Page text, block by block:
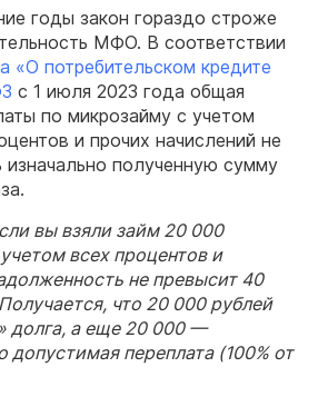
годы закон гораздо строже
МФО. В соответствии
«О потребительском кредите
с 1 июля 2023 года общая
по микрозайму с учетом
и прочих начислений не
полученную сумму
вы взяли займ 20 000
всех процентов и
не превысит 40
что 20 000 рублей
долга, а еще 20 000 —
допустимая переплата (100% от